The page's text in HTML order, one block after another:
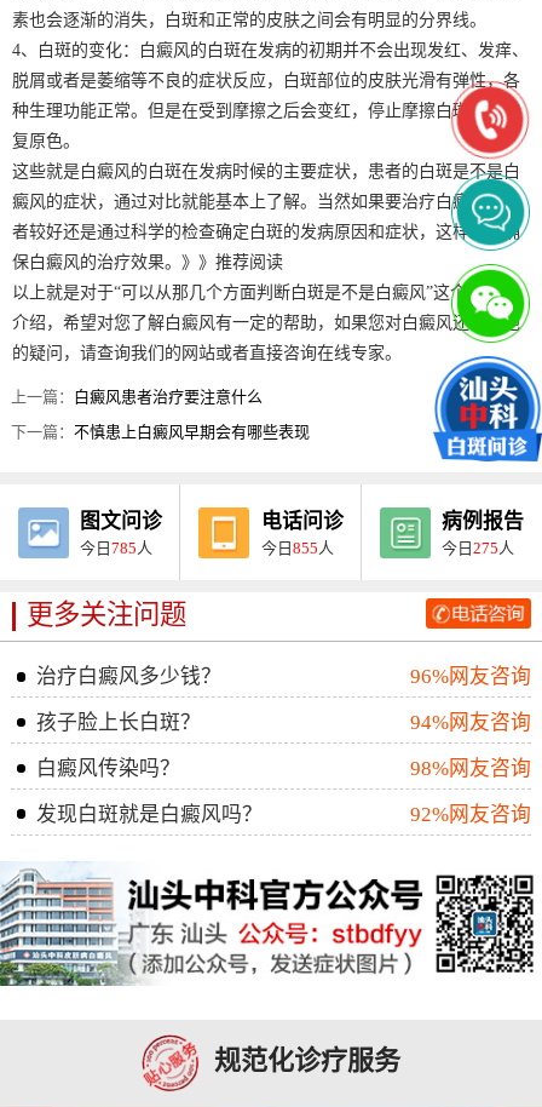
素也会逐渐的消失，白斑和正常的皮肤之间会有明显的分界线。
4、白斑的变化：白癜风的白斑在发病的初期并不会出现发红、发痒、
脱屑或者是萎缩等不良的症状反应，白斑部位的皮肤光滑有弹性，各
种生理功能正常。但是在受到摩擦之后会变红，停止摩擦白斑就会恢
复原色。
这些就是白癜风的白斑在发病时候的主要症状，患者的白斑是不是白
癜风的症状，通过对比就能基本上了解。当然如果要治疗白癜风，患
者较好还是通过科学的检查确定白斑的发病原因和症状，这样就能确
保白癜风的治疗效果。》》推荐阅读
以上就是对于“可以从那几个方面判断白斑是不是白癜风”这个问题的
介绍，希望对您了解白癜风有一定的帮助，如果您对白癜风还有其他
的疑问，请查询我们的网站或者直接咨询在线专家。
上一篇： 白癜风患者治疗要注意什么
下一篇：不慎患上白癜风早期会有哪些表现
图文问诊
今日785 人
电话问诊
今日855 人
病例报告
今日275 人
更多关注问题
治疗白癜风多少钱？
96%网友咨询
孩子脸上长白斑？
94%网友咨询
白癜风传染吗？
98%网友咨询
发现白斑就是白癜风吗？
92%网友咨询
规范化诊疗服务